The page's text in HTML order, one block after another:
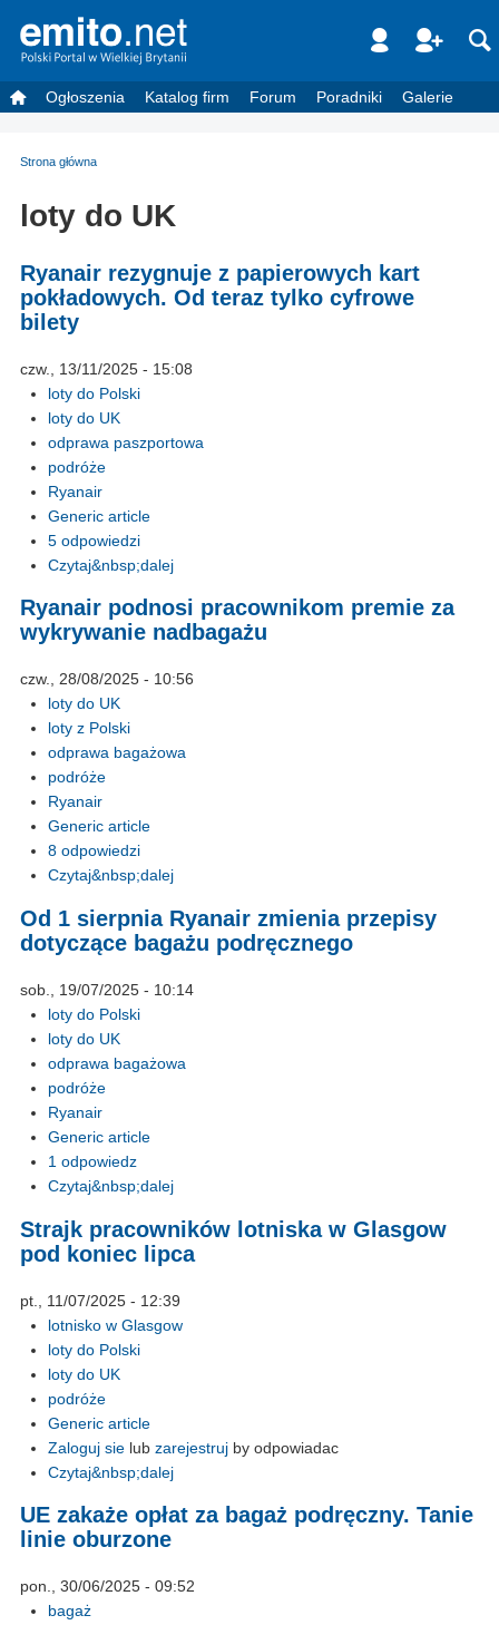
Ogłoszenia Katalog firm Forum Poradniki Galerie
Strona główna
loty do UK
Ryanair rezygnuje z papierowych kart
pokładowych. Od teraz tylko cyfrowe
bilety
czw., 13/11/2025 - 15:08
loty do Polski
loty do UK
odprawa paszportowa
podróże
Ryanair
Generic article
5 odpowiedzi
Czytaj&nbsp;dalej
Ryanair podnosi pracownikom premie za
wykrywanie nadbagażu
czw., 28/08/2025 - 10:56
loty do UK
loty z Polski
odprawa bagażowa
podróże
Ryanair
Generic article
8 odpowiedzi
Czytaj&nbsp;dalej
Od 1 sierpnia Ryanair zmienia przepisy
dotyczące bagażu podręcznego
sob., 19/07/2025 - 10:14
loty do Polski
loty do UK
odprawa bagażowa
podróże
Ryanair
Generic article
1 odpowiedz
Czytaj&nbsp;dalej
Strajk pracowników lotniska w Glasgow
pod koniec lipca
pt., 11/07/2025 - 12:39
lotnisko w Glasgow
loty do Polski
loty do UK
podróże
Generic article
Zaloguj sie lub zarejestruj by odpowiadac
Czytaj&nbsp;dalej
UE zakaże opłat za bagaż podręczny. Tanie
linie oburzone
pon., 30/06/2025 - 09:52
bagaż